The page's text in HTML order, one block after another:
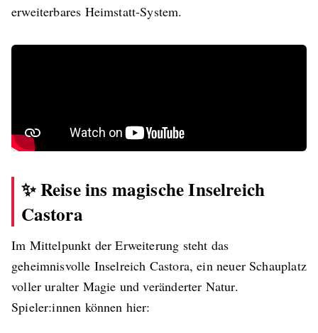
erweiterbares Heimstatt-System.
✨ Reise ins magische Inselreich
Castora
Im Mittelpunkt der Erweiterung steht das
geheimnisvolle Inselreich Castora, ein neuer Schauplatz
voller uralter Magie und veränderter Natur.
Spieler:innen können hier: